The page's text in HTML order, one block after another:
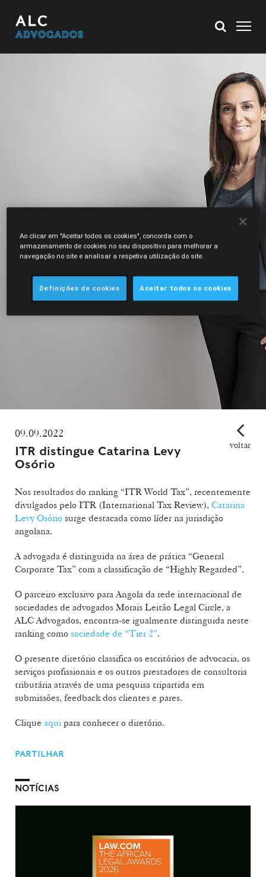
09.09.2022
ITR distingue Catarina Levy
Osório
voltar
Nos resultados do ranking “ITR World Tax”, recentemente
divulgados pelo ITR (International Tax Review), Catarina
Levy Osório surge destacada como líder na jurisdição
angolana.
A advogada é distinguida na área de prática “General
Corporate Tax” com a classificação de “Highly Regarded”.
O parceiro exclusivo para Angola da rede internacional de
sociedades de advogados Morais Leitão Legal Circle, a
ALC Advogados, encontra-se igualmente distinguida neste
ranking como sociedade de “Tier 2”.
O presente diretório classifica os escritórios de advocacia, os
serviços profissionais e os outros prestadores de consultoria
tributária através de uma pesquisa tripartida em
submissões, feedback dos clientes e pares.
Clique aqui para conhecer o diretório.
PARTILHAR
NOTÍCIAS
Ao clicar em "Aceitar todos os cookies", concorda com o
armazenamento de cookies no seu dispositivo para melhorar a
navegação no site e analisar a respetiva utilização do site.
Definições de cookies Aceitar todos os cookies